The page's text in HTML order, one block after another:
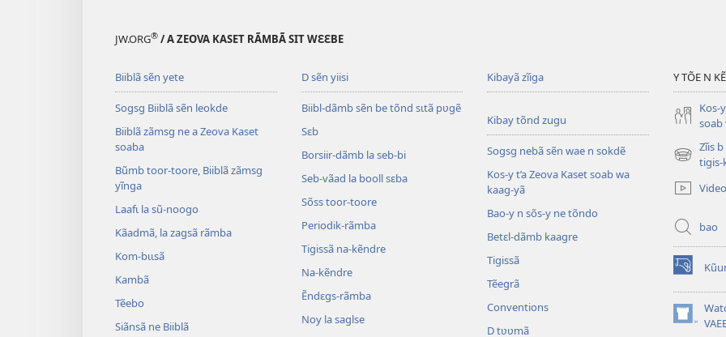
JW.ORG® / A ZEOVA KASET RÃMBÃ SIT WƐƐBE
Biiblã sẽn yete
Sogsg Biiblã sẽn leokde
Biiblã zãmsg ne a Zeova Kaset
soaba
Bũmb toor-toore, Biiblã zãmsg
yĩnga
Laafɩ la sũ-noogo
Kãadmã, la zagsã rãmba
Kom-bɩɩsã
Kambã
Tẽebo
Siãnsã ne Biiblã
D sẽn yiisi
Biibl-dãmb sẽn be tõnd sɩtã pʋgẽ
Sɛb
Borsiir-dãmb la seb-bi
Seb-vãad la booll sɛba
Sõss toor-toore
Periodik-rãmba
Tigissã na-kẽndre
Na-kẽndre
Ẽndɛgs-rãmba
Noy la saglse
Kibayã zĩiga
Kibay tõnd zugu
Sogsg nebã sẽn wae n sokdẽ
Kos-y t’a Zeova Kaset soab wa
kaag-yã
Bao-y n sõs-y ne tõndo
Betɛl-dãmb kaagre
Tigissã
Tẽegrã
Conventions
D tʋʋmã
Y TÕE N
Kos-
soab
Zĩis
tigis-
(ouvre
nouvelle
bao
(ouvre
une
nouvelle
fenêtre)
(ouvre